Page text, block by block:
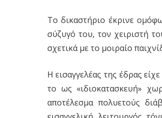
Το δικαστήριο έκρινε
σύζυγό του, τον χειριστή
σχετικά με το μοιραίο
Η εισαγγελέας της έδρας
το ως «ιδιοκατασκευή»
αποτέλεσμα πολυετούς